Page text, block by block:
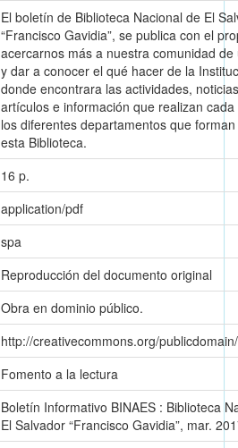
El boletín de Biblioteca Nacional de El
“Francisco Gavidia”, se publica con el
acercarnos más a nuestra comunidad de
y dar a conocer el qué hacer de la
donde encontrara las actividades,
artículos e información que realizan
los diferentes departamentos que
esta Biblioteca.
16 p.
application/pdf
spa
Reproducción del documento original
Obra en dominio público.
http://creativecommons.org/
Fomento a la lectura
Boletín Informativo BINAES : Biblioteca
El Salvador “Francisco Gavidia”, mar.